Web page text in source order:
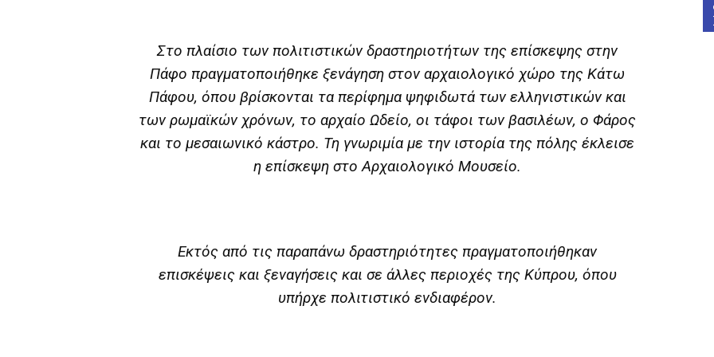
Στο πλαίσιο των πολιτιστικών δραστηριοτήτων της επίσκεψης στην
Πάφο πραγματοποιήθηκε ξενάγηση στον αρχαιολογικό χώρο της Κάτω
Πάφου, όπου βρίσκονται τα περίφημα ψηφιδωτά των ελληνιστικών και
των ρωμαϊκών χρόνων, το αρχαίο Ωδείο, οι τάφοι των βασιλέων, ο Φάρος
και το μεσαιωνικό κάστρο. Τη γνωριμία με την ιστορία της πόλης έκλεισε
η επίσκεψη στο Αρχαιολογικό Μουσείο.
Εκτός από τις παραπάνω δραστηριότητες πραγματοποιήθηκαν
επισκέψεις και ξεναγήσεις και σε άλλες περιοχές της Κύπρου, όπου
υπήρχε πολιτιστικό ενδιαφέρον.